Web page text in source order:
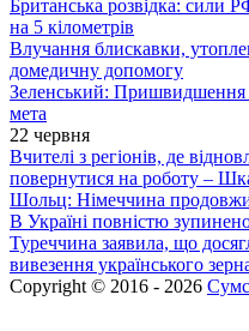
Британська розвідка: сили
на 5 кілометрів
Влучання блискавки,
домедичну допомогу
Зеленський: Пришвидшення
мета
22 червня
Вчителі з регіонів, де
повернутися на роботу –
Шольц: Німеччина
В Україні повністю
Туреччина заявила, що
вивезення українського
Copyright © 2016 - 2026